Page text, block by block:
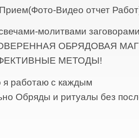
Видео отчет
молитвами
ОБРЯДОВАЯ
МЕТОДЫ!
я работаю с каждым
Обряды и ритуалы без